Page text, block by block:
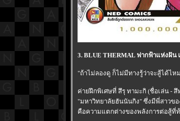
3. BLUE THERMAL ฟากฟ้าแห่งฝัน
"ถ้าไม่ลองดู ก็ไม่มีทางรู้ว่าจะสู้ได้ไห
ค่ายฝึกพิเศษที่ สึรุ ทามะกิ (ชื่อเล่น -
"มหาวิทยาลัยฮันนันกิง" ซึ่งมีพี่สาวข
คือความแตกต่างของพลังการต่อสู้ที่